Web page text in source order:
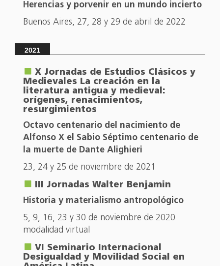
Herencias y porvenir en un mundo incierto
Buenos Aires, 27, 28 y 29 de abril de 2022
2021
X Jornadas de Estudios Clásicos y
Medievales La creación en la
literatura antigua y medieval:
orígenes, renacimientos,
resurgimientos
Octavo centenario del nacimiento de
Alfonso X el Sabio Séptimo centenario de
la muerte de Dante Alighieri
23, 24 y 25 de noviembre de 2021
III Jornadas Walter Benjamin
Historia y materialismo antropológico
5, 9, 16, 23 y 30 de noviembre de 2020
modalidad virtual
VI Seminario Internacional
Desigualdad y Movilidad Social en